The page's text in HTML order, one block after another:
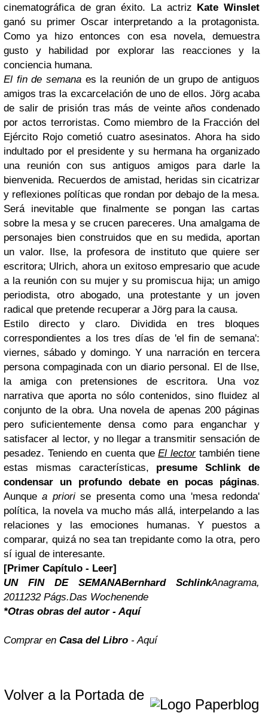
cinematográfica de gran éxito. La actriz
Kate Winslet
ganó su primer Oscar interpretando a la protagonista.
Como ya hizo entonces con esa novela, demuestra
gusto y habilidad por explorar las reacciones y la
conciencia humana.
El fin de semanaes la reunión de un grupo de antiguos
amigos tras la excarcelación de uno de ellos. Jörg acaba
de salir de prisión tras más de veinte años condenado
por actos terroristas. Como miembro de la Fracción del
Ejército Rojo cometió cuatro asesinatos. Ahora ha sido
indultado por el presidente y su hermana ha organizado
una reunión con sus antiguos amigos para darle la
bienvenida. Recuerdos de amistad, heridas sin cicatrizar
y reflexiones políticas que rondan por debajo de la mesa.
Será inevitable que finalmente se pongan las cartas
sobre la mesa y se crucen pareceres. Una amalgama de
personajes bien construidos que en su medida, aportan
un valor. Ilse, la profesora de instituto que quiere ser
escritora; Ulrich, ahora un exitoso empresario que acude
a la reunión con su mujer y su promiscua hija; un amigo
periodista, otro abogado, una protestante y un joven
radical que pretende recuperar a Jörg para la causa.
Estilo directo y claro. Dividida en tres bloques
correspondientes a los tres días de 'el fin de semana':
viernes, sábado y domingo. Y una narración en tercera
persona compaginada con un diario personal. El de Ilse,
la amiga con pretensiones de escritora. Una voz
narrativa que aporta no sólo contenidos, sino fluidez al
conjunto de la obra. Una novela de apenas 200 páginas
pero suficientemente densa como para enganchar y
satisfacer al lector, y no llegar a transmitir sensación de
pesadez. Teniendo en cuenta queEl lectortambién tiene
estas mismas características, presume Schlink de
condensar un profundo debate en pocas páginas.
Aunquea priorise presenta como una 'mesa redonda'
política, la novela va mucho más allá, interpelando a las
relaciones y las emociones humanas. Y puestos a
comparar, quizá no sea tan trepidante como la otra, pero
sí igual de interesante.
[Primer Capítulo - Leer]
UN FIN DE SEMANABernhard SchlinkAnagrama,
2011232 Págs.Das Wochenende
*Otras obras del autor - Aquí
Comprar en Casa del Libro - Aquí
Volver a la Portada de